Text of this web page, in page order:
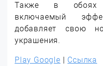
Также в обоях
включаемый
добавляет свою
украшения.
Play Google | Ссылка